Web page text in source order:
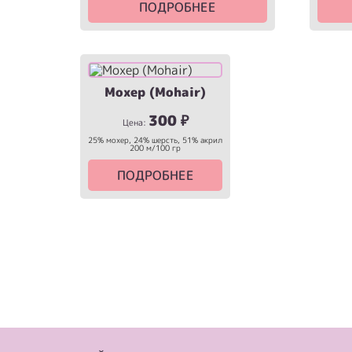
ПОДРОБНЕЕ
Мохер (Mohair)
Цена: 300 ₽
25% мохер, 24% шерсть, 51% акрил
200 м/100 гр
ПОДРОБНЕЕ